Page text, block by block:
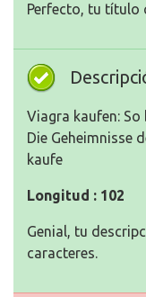
Perfecto, tu título
Viagra kaufen: So
Die Geheimnisse
kaufe
Longitud : 102
Genial, tu
caracteres.